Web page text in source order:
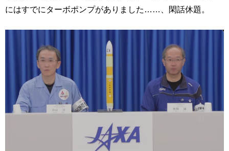
にはすでにターボポンプがありました……、閑話休題。